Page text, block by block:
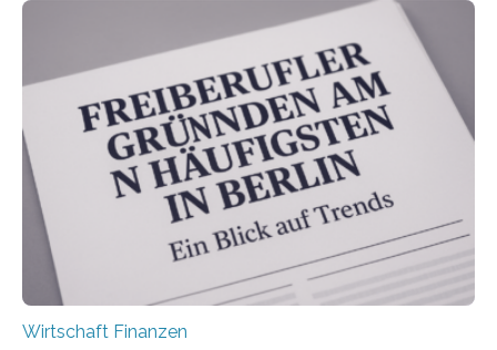
Bundesverbands Deutscher Versicherungskaufleute e.V.
durchgeführt haben. Die Studie basiert auf den
Antworten von 1.440 selbstständigen
Versicherungsvertreter*innen und -makler*innen. Ein
Ergebnis: Deutlich mehr als die Hälfte der Befragten ist
über 50 Jahre alt und wird in den nächsten Jahren eine
Nachfolgeregelung benötigen. Aber nur ein Drittel hat
bereits Regelungen…
Wirtschaft Finanzen